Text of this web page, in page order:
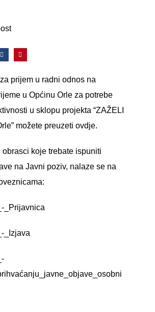
prijem u radni odnos na
u Općinu Orle za potrebe
u sklopu projekta “ZAŽELI
možete preuzeti ovdje.
obrasci koje trebate ispuniti
na Javni poziv, nalaze se na
_Prijavnica
_Izjava